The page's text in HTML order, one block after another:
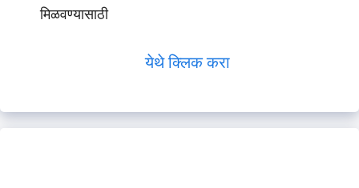
मिळवण्यासाठी
येथे क्लिक करा